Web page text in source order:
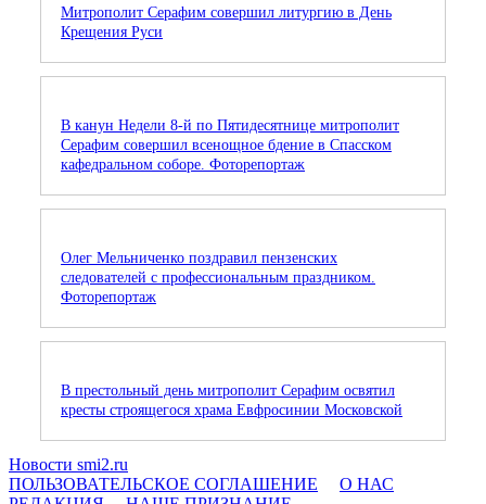
Митрополит Серафим совершил литургию в День
Крещения Руси
В канун Недели 8-й по Пятидесятнице митрополит
Серафим совершил всенощное бдение в Спасском
кафедральном соборе. Фоторепортаж
Олег Мельниченко поздравил пензенских
следователей с профессиональным праздником.
Фоторепортаж
В престольный день митрополит Серафим освятил
кресты строящегося храма Евфросинии Московской
Новости smi2.ru
ПОЛЬЗОВАТЕЛЬСКОЕ СОГЛАШЕНИЕ
О НАС